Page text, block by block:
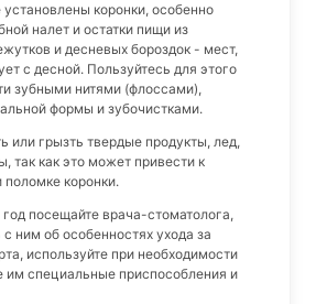
установлены коронки, особенно
налет и остатки пищи из
и десневых бороздок - мест,
с десной. Пользуйтесь для этого
зубными нитями (флоссами),
формы и зубочистками.
или грызть твердые продукты, лед,
так как это может привести к
коронки.
посещайте врача-стоматолога,
с ним об особенностях ухода за
используйте при необходимости
им специальные приспособления и